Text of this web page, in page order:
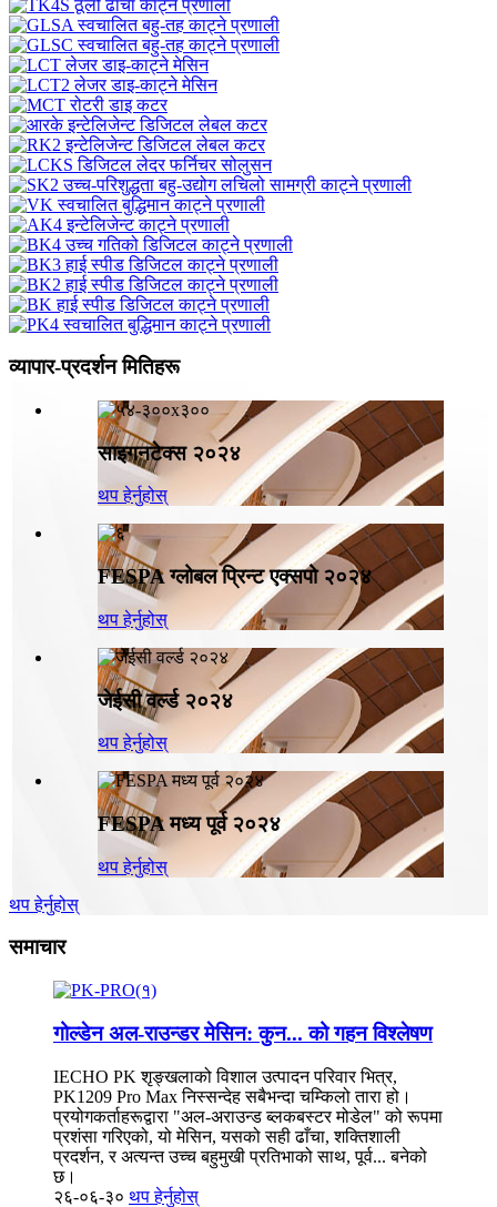
व्यापार-प्रदर्शन मितिहरू
साइगनटेक्स २०२४
थप हेर्नुहोस्
FESPA ग्लोबल प्रिन्ट एक्सपो २०२४
थप हेर्नुहोस्
जेईसी वर्ल्ड २०२४
थप हेर्नुहोस्
FESPA मध्य पूर्व २०२४
थप हेर्नुहोस्
थप हेर्नुहोस्
समाचार
गोल्डेन अल-राउन्डर मेसिन: कुन... को गहन विश्लेषण
IECHO PK शृङ्खलाको विशाल उत्पादन परिवार भित्र,
PK1209 Pro Max निस्सन्देह सबैभन्दा चम्किलो तारा हो।
प्रयोगकर्ताहरूद्वारा "अल-अराउन्ड ब्लकबस्टर मोडेल" को रूपमा
प्रशंसा गरिएको, यो मेसिन, यसको सही ढाँचा, शक्तिशाली
प्रदर्शन, र अत्यन्त उच्च बहुमुखी प्रतिभाको साथ, पूर्व... बनेको
छ।
२६-०६-३० थप हेर्नुहोस्